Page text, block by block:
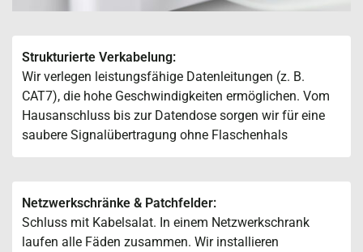
Strukturierte Verkabelung:
Wir verlegen leistungsfähige Datenleitungen (z. B.
CAT7), die hohe Geschwindigkeiten ermöglichen. Vom
Hausanschluss bis zur Datendose sorgen wir für eine
saubere Signalübertragung ohne Flaschenhals
Netzwerkschränke & Patchfelder:
Schluss mit Kabelsalat. In einem Netzwerkschrank
laufen alle Fäden zusammen. Wir installieren